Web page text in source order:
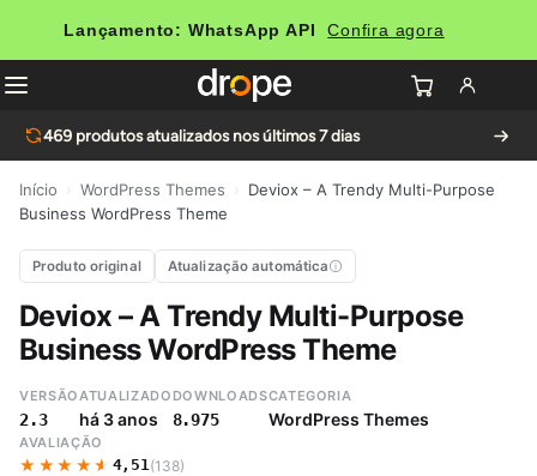
Lançamento: WhatsApp API Confira agora
469 produtos atualizados nos últimos 7 dias
Início WordPress Themes
Deviox – A Trendy Multi-Purpose
Business WordPress Theme
Produto original Atualização automática
Deviox – A Trendy Multi-Purpose
Business WordPress Theme
VERSÃO
2.3
ATUALIZADO
há 3 anos
DOWNLOADS
8.975
CATEGORIA
WordPress Themes
AVALIAÇÃO
★★★★★
★★★★★ 4,51(138)